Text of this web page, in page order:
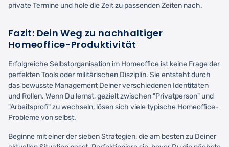
private Termine und hole die Zeit zu passenden Zeiten nach.
Fazit: Dein Weg zu nachhaltiger
Homeoffice-Produktivität
Erfolgreiche Selbstorganisation im Homeoffice ist keine Frage der
perfekten Tools oder militärischen Disziplin. Sie entsteht durch
das bewusste Management Deiner verschiedenen Identitäten
und Rollen. Wenn Du lernst, gezielt zwischen "Privatperson" und
"Arbeitsprofi" zu wechseln, lösen sich viele typische Homeoffice-
Probleme von selbst.
Beginne mit einer der sieben Strategien, die am besten zu Deiner